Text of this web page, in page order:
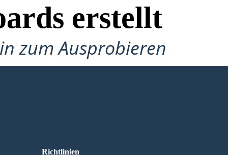
erstellt
zum Ausprobieren
Richtlinien